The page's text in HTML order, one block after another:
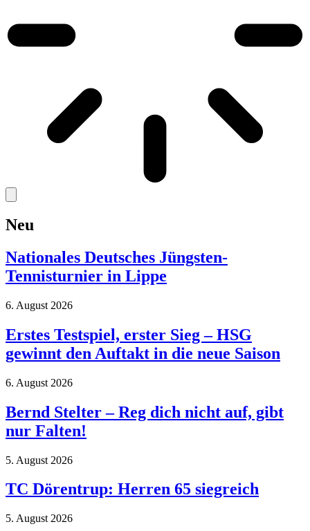
Neu
Nationales Deutsches Jüngsten-
Tennisturnier in Lippe
6. August 2026
Erstes Testspiel, erster Sieg – HSG
gewinnt den Auftakt in die neue Saison
6. August 2026
Bernd Stelter – Reg dich nicht auf, gibt
nur Falten!
5. August 2026
TC Dörentrup: Herren 65 siegreich
5. August 2026